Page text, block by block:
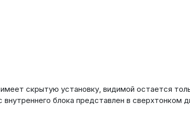
имеет скрытую установку, видимой остается
блока представлен в сверхтонком